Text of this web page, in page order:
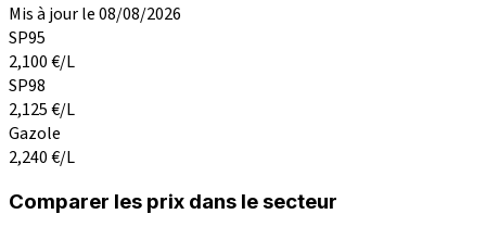
Mis à jour le 08/08/2026
SP95
2,100€/L
SP98
2,125€/L
Gazole
2,240€/L
Comparer les prix dans le secteur